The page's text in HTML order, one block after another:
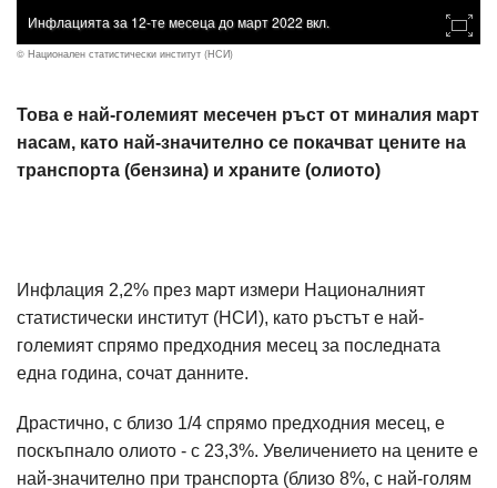
Инфлацията за 12-те месеца до март 2022 вкл.
© Национален статистически институт (НСИ)
Това е най-големият месечен ръст от миналия март
насам, като най-значително се покачват цените на
транспорта (бензина) и храните (олиото)
Инфлация 2,2% през март измери Националният
статистически институт (НСИ), като ръстът е най-
големият спрямо предходния месец за последната
една година, сочат данните.
Драстично, с близо 1/4 спрямо предходния месец, е
поскъпнало олиото - с 23,3%. Увеличението на цените е
най-значително при транспорта (близо 8%, с най-голям